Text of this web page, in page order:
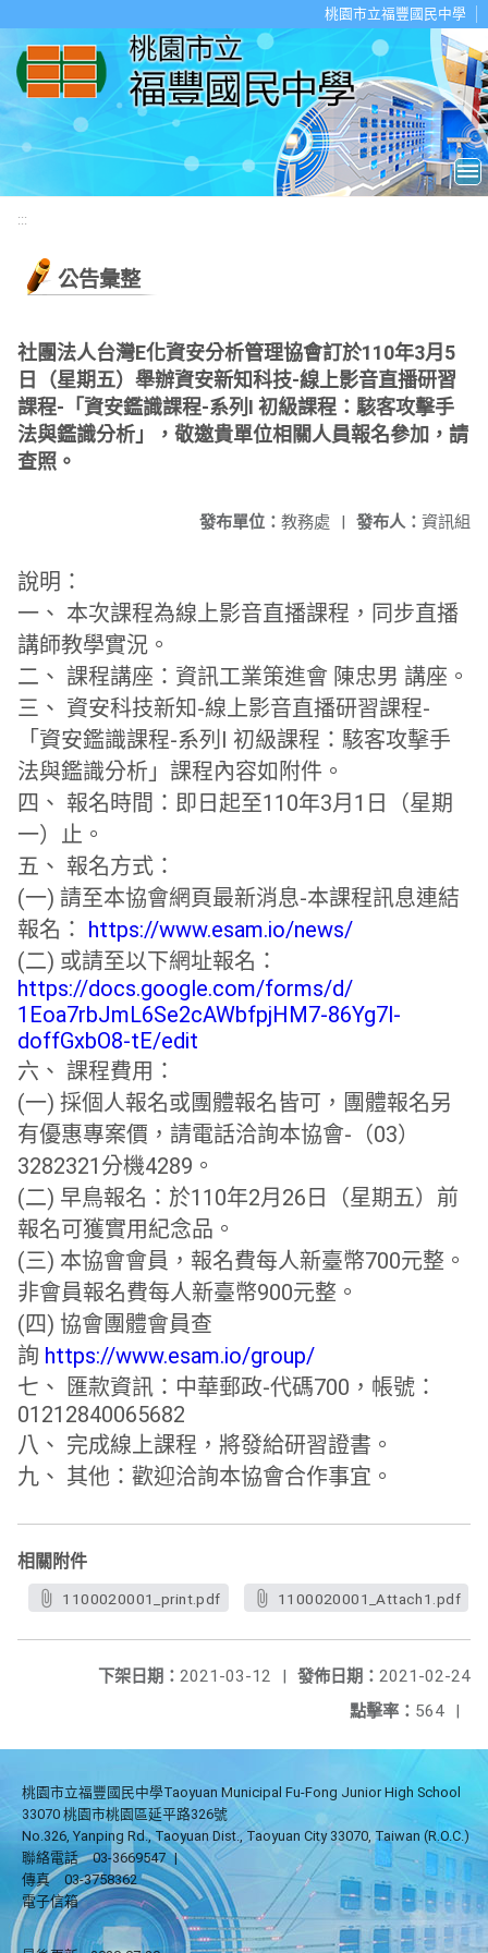
桃園市立福豐國民中學
:::
公告彙整
社團法人台灣E化資安分析管理協會訂於110年3月5
日（星期五）舉辦資安新知科技-線上影音直播研習
課程-「資安鑑識課程-系列Ⅰ 初級課程：駭客攻擊手
法與鑑識分析」，敬邀貴單位相關人員報名參加，請
查照。
發布人： 資訊組
發布單位： 教務處 |
說明：
一、 本次課程為線上影音直播課程，同步直播
講師教學實況。
二、 課程講座：資訊工業策進會 陳忠男 講座。
三、 資安科技新知-線上影音直播研習課程-
「資安鑑識課程-系列Ⅰ 初級課程：駭客攻擊手
法與鑑識分析」課程內容如附件。
四、 報名時間：即日起至110年3月1日（星期
一）止。
五、 報名方式：
(一) 請至本協會網頁最新消息-本課程訊息連結
報名： https://www.esam.io/news/
(二) 或請至以下網址報名：
https://docs.google.com/forms/d/
1Eoa7rbJmL6Se2cAWbfpjHM7-86Yg7l-
doffGxbO8-tE/edit
六、 課程費用：
(一) 採個人報名或團體報名皆可，團體報名另
有優惠專案價， 請電話洽詢本協會-（03）
3282321分機4289。
(二) 早鳥報名：於110年2月26日（星期五） 前
報名可獲實用紀念品。
(三) 本協會會員，報名費每人新臺幣700元整。
非會員報名費每人新臺幣900元整。
(四) 協會團體會員查
詢 https://www.esam.io/group/
七、 匯款資訊：中華郵政-代碼700，帳號：
01212840065682
八、 完成線上課程，將發給研習證書。
九、 其他：歡迎洽詢本協會合作事宜。
相關附件
1100020001_print.pdf 1100020001_Attach1.pdf
發佈日期： 2021-02-24
下架日期： 2021-03-12
|
點擊率： 564 |
桃園市立福豐國民中學Taoyuan Municipal Fu-Fong Junior High School
33070 桃園市桃園區延平路326號
No.326, Yanping Rd., Taoyuan Dist., Taoyuan City 33070, Taiwan (R.O.C.)
聯絡電話
03-3669547 |
傳真
03-3758362
電子信箱